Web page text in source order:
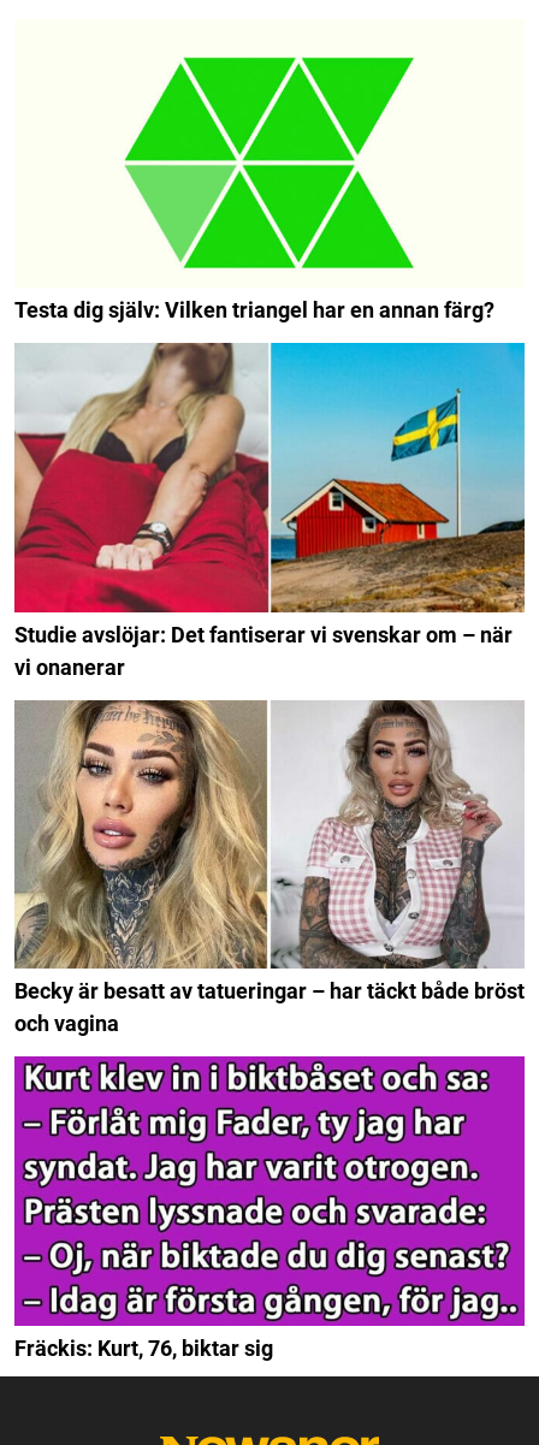
Testa dig själv: Vilken triangel har en annan färg?
Studie avslöjar: Det fantiserar vi svenskar om – när
vi onanerar
Becky är besatt av tatueringar – har täckt både bröst
och vagina
Fräckis: Kurt, 76, biktar sig